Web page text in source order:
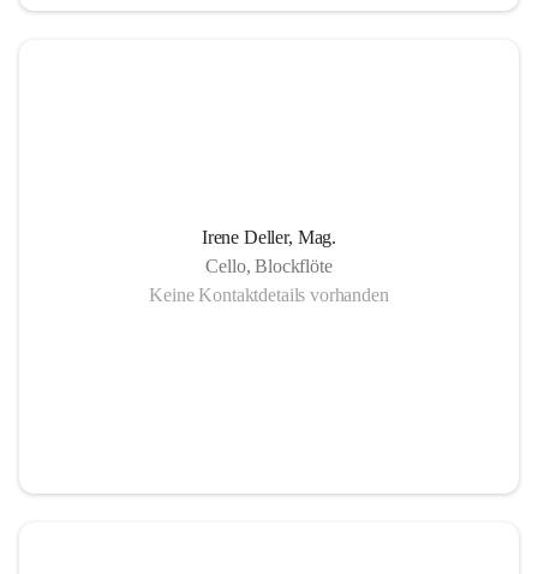
sich in der Fächervielfalt im künstlerischen Einzelunterricht
bis hin zu zahlreichen Ensembles. Damit ist gewährleistet,
dass jeder Musikschüler die Möglichkeit hat, sein erlerntes
Irene Deller, Mag.
Cello, Blockflöte
Keine Kontaktdetails vorhanden